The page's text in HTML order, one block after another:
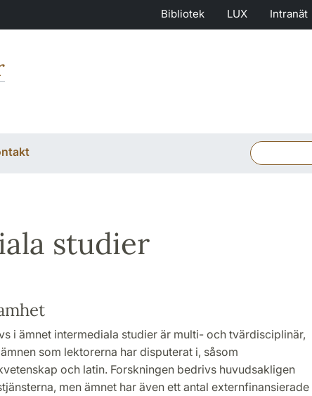
Bibliotek LUX Intranät
studier
i ämnet intermediala studier är multi- och tvärdisciplinär,
som lektorerna har disputerat i, såsom
och latin. Forskningen bedrivs huvudsakligen
men ämnet har även ett antal externfinansierade